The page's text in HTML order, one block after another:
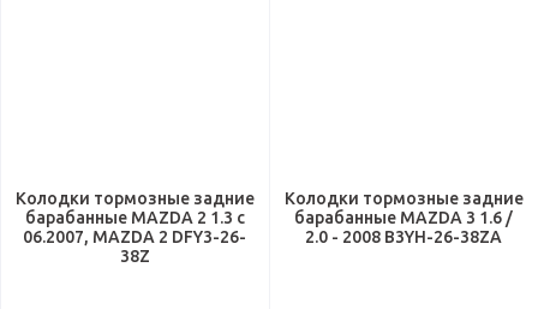
Колодки тормозные задние
барабанные MAZDA 2 1.3 с
06.2007, MAZDA 2 DFY3-26-
38Z
Колодки тормозные задние
барабанные MAZDA 3 1.6 /
2.0 - 2008 B3YH-26-38ZA